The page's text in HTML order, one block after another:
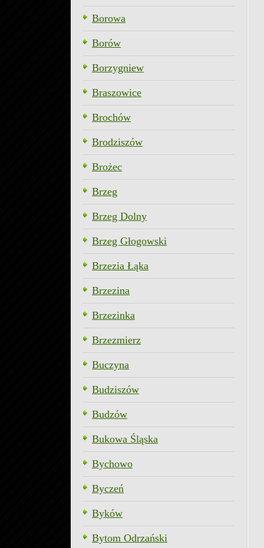
Borowa
Borów
Borzygniew
Braszowice
Brochów
Brodziszów
Brożec
Brzeg
Brzeg Dolny
Brzeg Głogowski
Brzezia Łąka
Brzezina
Brzezinka
Brzezmierz
Buczyna
Budziszów
Budzów
Bukowa Śląska
Bychowo
Byczeń
Byków
Bytom Odrzański